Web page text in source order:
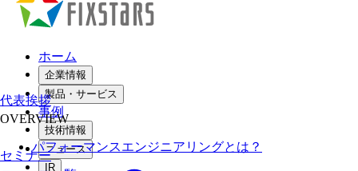
ホーム
企業情報
製品・サービス
事例
技術情報
セミナーニュース
IR
代表挨拶
OVERVIEW
パフォーマンスエンジニアリングとは？